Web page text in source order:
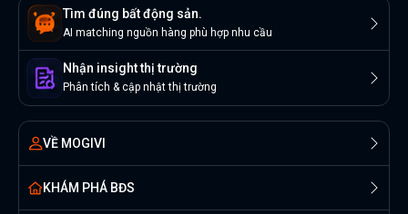
Tìm đúng bất động sản.
AI matching nguồn hàng phù hợp nhu cầu
Nhận insight thị trường
Phân tích & cập nhật thị trường
VỀ MOGIVI
KHÁM PHÁ BĐS